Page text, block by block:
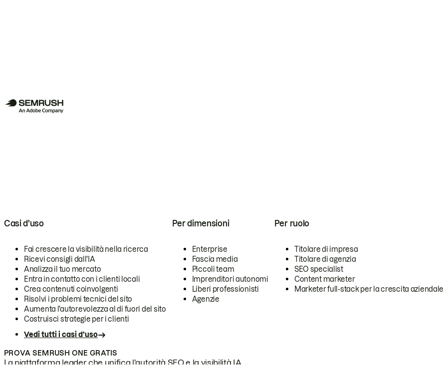
Casi d'uso
Fai crescere la visibilità nella ricerca
Ricevi consigli dall'IA
Analizza il tuo mercato
Entra in contatto con i clienti locali
Crea contenuti coinvolgenti
Risolvi i problemi tecnici del sito
Aumenta l'autorevolezza al di fuori del sito
Costruisci strategie per i clienti
Vedi tutti i casi d'uso
Per dimensioni
Enterprise
Fascia media
Piccoli team
Imprenditori autonomi
Liberi professionisti
Agenzie
Per ruolo
Titolare di impresa
Titolare di agenzia
SEO specialist
Content marketer
Marketer full-stack per la crescita aziendale
PROVA SEMRUSH ONE GRATIS
La piattaforma leader che unifica l'autorità SEO e la visibilità IA.